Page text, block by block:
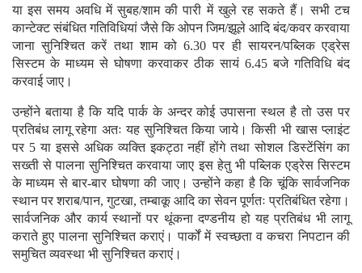
या इस समय अवधि में सुबह/शाम की पारी में खुले रह सकते हैं। सभी टच
कान्टेक्ट संबंधित गतिविधियां जैसे कि ओपन जिम/झूले आदि बंद/कवर करवाया
जाना सुनिश्चित करें तथा शाम को 6.30 पर ही सायरन/पब्लिक एड्रेस
सिस्टम के माध्यम से घोषणा करवाकर ठीक सायं 6.45 बजे गतिविधि बंद
करवाई जाए।
उन्होंने बताया है कि यदि पार्क के अन्दर कोई उपासना स्थल है तो उस पर
प्रतिबंध लागू रहेगा अतः यह सुनिश्चित किया जाये। किसी भी खास प्लाइंट
पर 5 या इससे अधिक व्यक्ति इकट्ठा नहीं होंगे तथा सोशल डिस्टेंसिंग का
सख्ती से पालना सुनिश्चित करवाया जाए इस हेतु भी पब्लिक एड्रेस सिस्टम
के माध्यम से बार-बार घोषणा की जाए। उन्होंने कहा है कि चूंकि सार्वजनिक
स्थान पर शराब/पान, गुटखा, तम्बाकू आदि का सेवन पूर्णतः प्रतिबंधित रहेगा।
सार्वजनिक और कार्य स्थानों पर थूंकना दण्डनीय हो यह प्रतिबंध भी लागू
कराते हुए पालना सुनिश्चित कराएं। पार्कों में स्वच्छता व कचरा निपटान की
समुचित व्यवस्था भी सुनिश्चित कराएं।